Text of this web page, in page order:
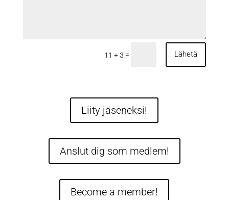
11 + 3 = Lähetä
Liity jäseneksi!
Anslut dig som medlem!
Become a member!